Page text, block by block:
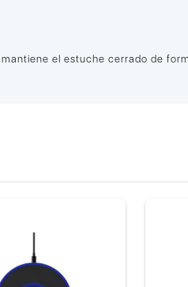
el estuche cerrado de